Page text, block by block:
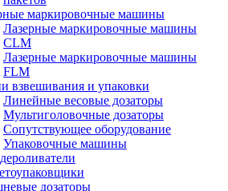
маркировочные машины
Лазерные маркировочные машины
CLM
Лазерные маркировочные машины
FLM
взвешивания и упаковки
Линейные весовые дозаторы
Мультиголовочные дозаторы
Сопутствующее оборудование
Упаковочные машины
дозаторы